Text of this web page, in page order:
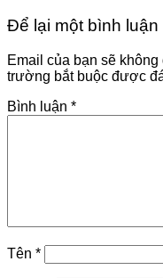
Để lại một bình luận
Email của bạn sẽ
trường bắt buộc được
Bình luận *
Tên *